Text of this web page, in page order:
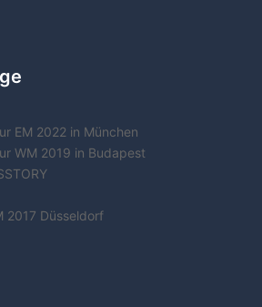
EM 2022 in München
WM 2019 in Budapest
2017 Düsseldorf